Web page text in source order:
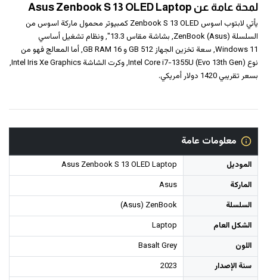
لمحة عامة عن Asus Zenbook S 13 OLED Laptop
يأتي لابتوب اسوس‎‎ ‎Zenbook S ‎13‎‎ ‎OLED‎ ‎كمبيوتر محمول‎ ماركة اسوس من
السلسلة (Asus) ZenBook, بشاشة مقاس 13.3", ونظام تشغيل أساسي
Windows 11, سعة تخزين الجهاز 512 GB و 16 GB RAM, أما المعالج فهو من
نوع Intel Core i7-1355U (Evo 13th Gen), وكرت الشاشة Intel Iris Xe Graphics,
بسعر تقريبي 1420 دولار أمريكي.
معلومات عامة
الموديل
Asus Zenbook S 13 OLED Laptop
الماركة
Asus
السلسلة
(Asus) ZenBook
الشكل العام
Laptop
اللون
Basalt Grey
سنة الإصدار
2023